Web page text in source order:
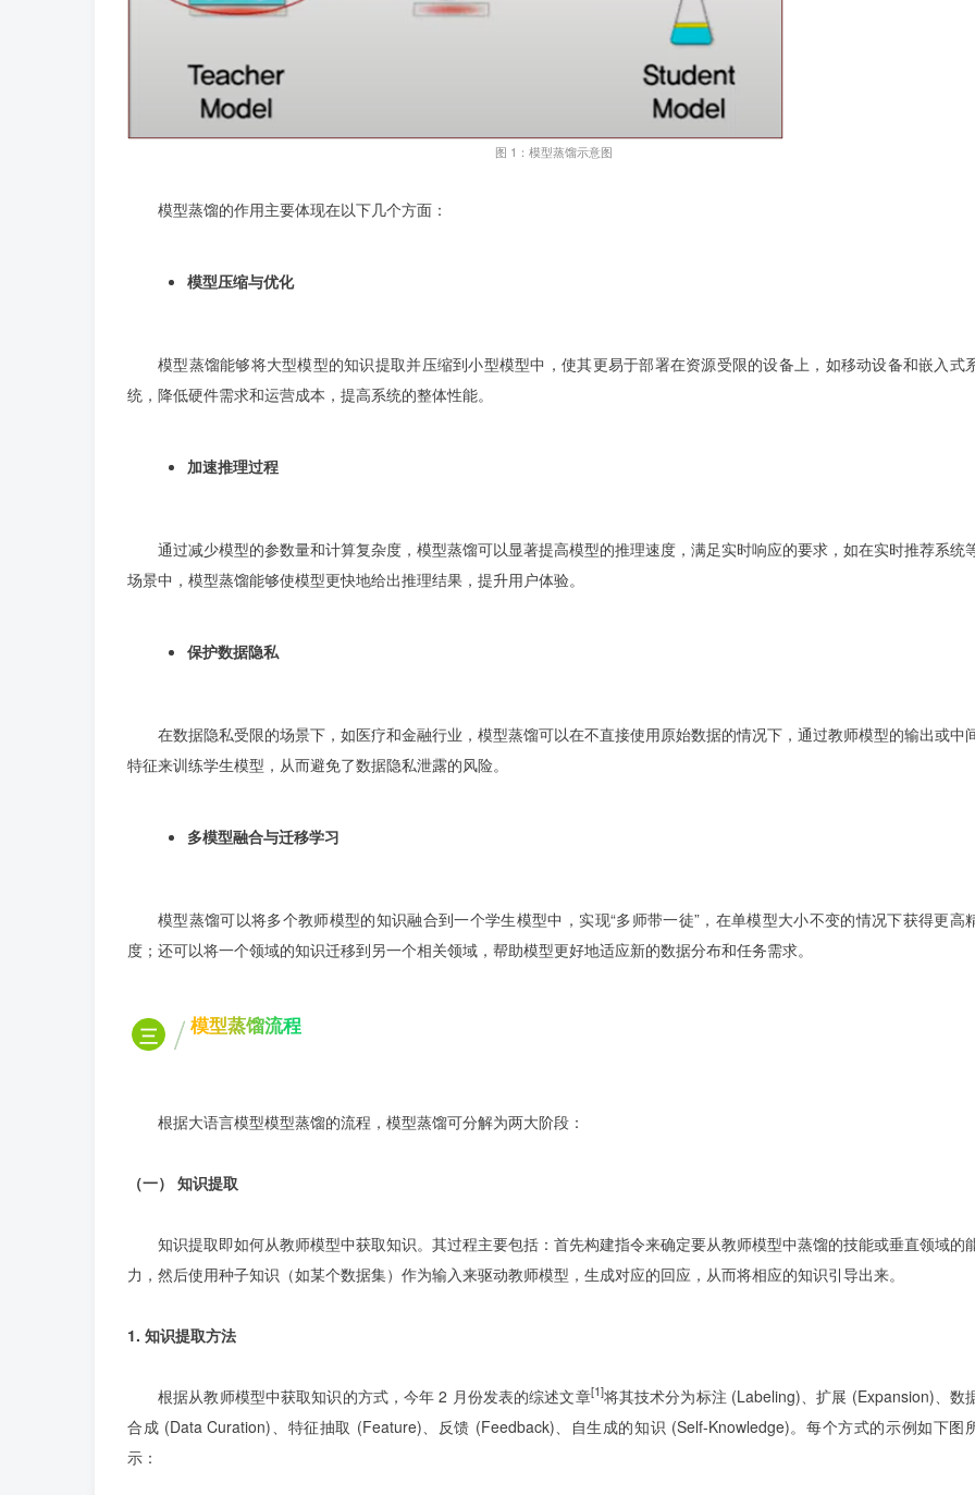
图 1：模型蒸馏示意图
模型蒸馏的作用主要体现在以下几个方面：
模型压缩与优化
模型蒸馏能够将大型模型的知识提取并压缩到小型模型中，使其更易于部署在资源受限的设备上，如移动设备和嵌入式
统，降低硬件需求和运营成本，提高系统的整体性能。
加速推理过程
通过减少模型的参数量和计算复杂度，模型蒸馏可以显著提高模型的推理速度，满足实时响应的要求，如在实时推荐系统
场景中，模型蒸馏能够使模型更快地给出推理结果，提升用户体验。
保护数据隐私
在数据隐私受限的场景下，如医疗和金融行业，模型蒸馏可以在不直接使用原始数据的情况下，通过教师模型的输出或中
特征来训练学生模型，从而避免了数据隐私泄露的风险。
多模型融合与迁移学习
模型蒸馏可以将多个教师模型的知识融合到一个学生模型中，实现“多师带一徒”，在单模型大小不变的情况下获得更高
度；还可以将一个领域的知识迁移到另一个相关领域，帮助模型更好地适应新的数据分布和任务需求。
三 模型蒸馏流程
根据大语言模型模型蒸馏的流程，模型蒸馏可分解为两大阶段：
（一） 知识提取
知识提取即如何从教师模型中获取知识。其过程主要包括：首先构建指令来确定要从教师模型中蒸馏的技能或垂直领域的
力，然后使用种子知识（如某个数据集）作为输入来驱动教师模型，生成对应的回应，从而将相应的知识引导出来。
1. 知识提取方法
根据从教师模型中获取知识的方式，今年 2 月份发表的综述文章[1]将其技术分为标注 (Labeling)、扩展 (Expansion)、数
合成 (Data Curation)、特征抽取 (Feature)、反馈 (Feedback)、自生成的知识 (Self-Knowledge)。每个方式的示例如下图
示：